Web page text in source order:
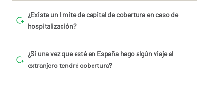
¿Existe un límite de capital de cobertura en caso de
hospitalización?
¿Si una vez que esté en España hago algún viaje al
extranjero tendré cobertura?